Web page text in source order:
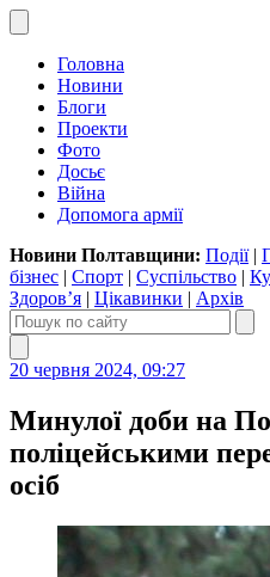
Головна
Новини
Блоги
Проекти
Фото
Досьє
Війна
Допомога армії
Новини Полтавщини: Події|
бізнес | Спорт | Суспільство |
Здоров’я | Цікавинки | Архів
20 червня 2024, 09:27
Минулої доби на
поліцейськими
осіб